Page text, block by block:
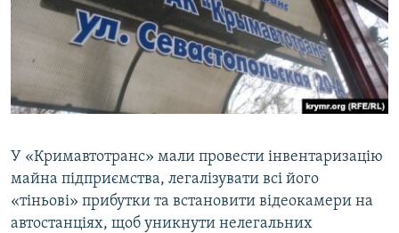
У «Кримавтотранс» мали провести інвентаризацію
майна підприємства, легалізувати всі його
«тіньові» прибутки та встановити відеокамери на
автостанціях, щоб уникнути нелегальних